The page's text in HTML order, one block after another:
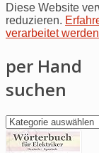
Diese Website
reduzieren.
verarbeitet
per Hand
suchen
per
Hand
suchen